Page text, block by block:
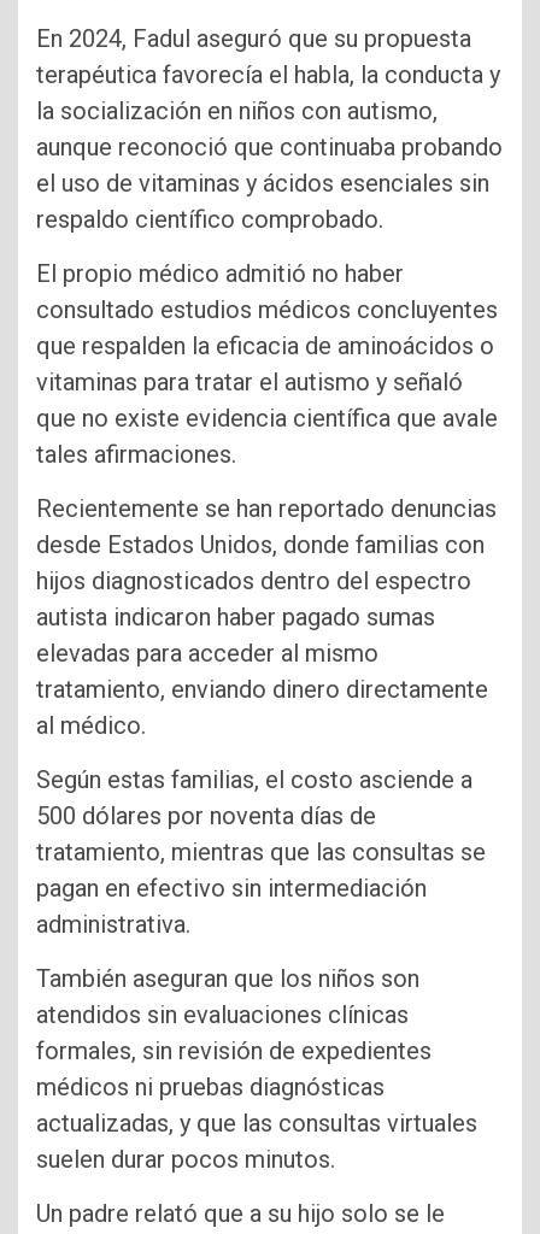
En 2024, Fadul aseguró que su propuesta
terapéutica favorecía el habla, la conducta y
la socialización en niños con autismo,
aunque reconoció que continuaba probando
el uso de vitaminas y ácidos esenciales sin
respaldo científico comprobado.
El propio médico admitió no haber
consultado estudios médicos concluyentes
que respalden la eficacia de aminoácidos o
vitaminas para tratar el autismo y señaló
que no existe evidencia científica que avale
tales afirmaciones.
Recientemente se han reportado denuncias
desde Estados Unidos, donde familias con
hijos diagnosticados dentro del espectro
autista indicaron haber pagado sumas
elevadas para acceder al mismo
tratamiento, enviando dinero directamente
al médico.
Según estas familias, el costo asciende a
500 dólares por noventa días de
tratamiento, mientras que las consultas se
pagan en efectivo sin intermediación
administrativa.
También aseguran que los niños son
atendidos sin evaluaciones clínicas
formales, sin revisión de expedientes
médicos ni pruebas diagnósticas
actualizadas, y que las consultas virtuales
suelen durar pocos minutos.
Un padre relató que a su hijo solo se le